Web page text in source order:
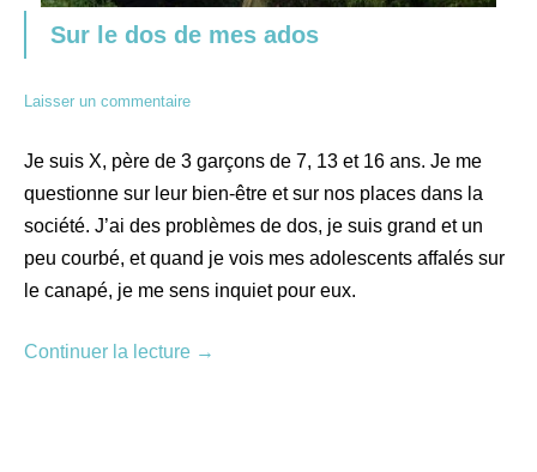
Sur le dos de mes ados
Laisser un commentaire
Je suis X, père de 3 garçons de 7, 13 et 16 ans. Je me
questionne sur leur bien-être et sur nos places dans la
société. J’ai des problèmes de dos, je suis grand et un
peu courbé, et quand je vois mes adolescents affalés sur
le canapé, je me sens inquiet pour eux.
Continuer la lecture →